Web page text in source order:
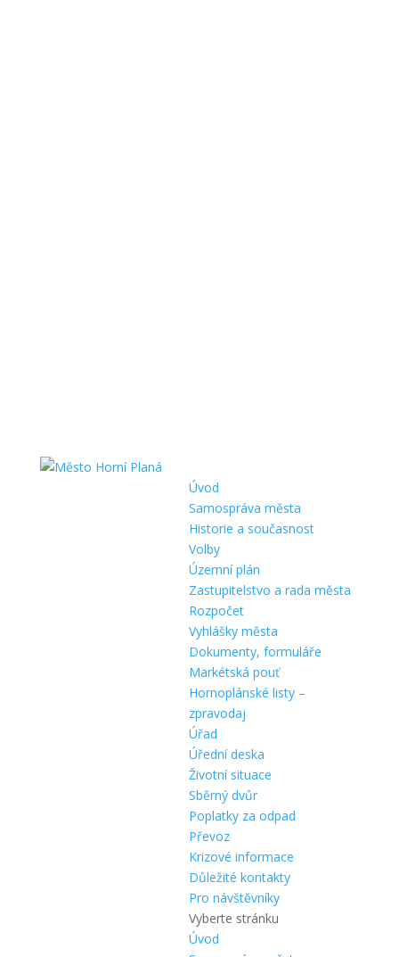
Úvod
Samospráva města
Historie a současnost
Volby
Územní plán
Zastupitelstvo a rada města
Rozpočet
Vyhlášky města
Dokumenty, formuláře
Markétská pouť
Hornoplánské listy –
zpravodaj
Úřad
Úřední deska
Životní situace
Sběrný dvůr
Poplatky za odpad
Převoz
Krizové informace
Důležité kontakty
Pro návštěvníky
Vyberte stránku
Úvod